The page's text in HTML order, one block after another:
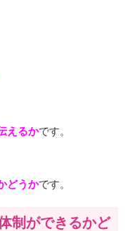
えるかです。
どうかです。
制ができるかど